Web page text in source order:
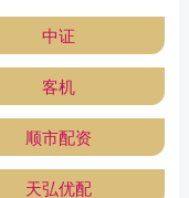
中证
客机
顺市配资
天弘优配